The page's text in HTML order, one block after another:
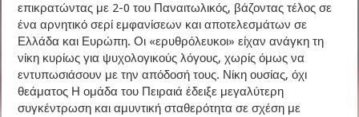
επικρατώντας με 2-0 του Παναιτωλικός, βάζοντας τέλος σε
ένα αρνητικό σερί εμφανίσεων και αποτελεσμάτων σε
Ελλάδα και Ευρώπη. Οι «ερυθρόλευκοι» είχαν ανάγκη τη
νίκη κυρίως για ψυχολογικούς λόγους, χωρίς όμως να
εντυπωσιάσουν με την απόδοσή τους. Νίκη ουσίας, όχι
θεάματος Η ομάδα του Πειραιά έδειξε μεγαλύτερη
συγκέντρωση και αμυντική σταθερότητα σε σχέση με